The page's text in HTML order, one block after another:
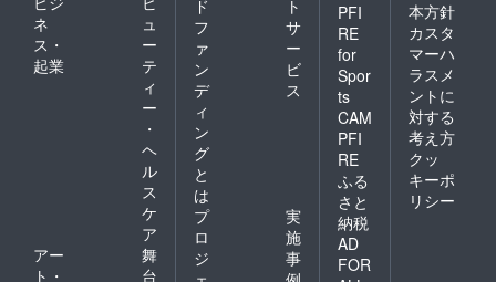
ネ
ス・
起業
ュ
ー
テ
ィ
ー
・
ヘ
ル
ス
ケ
ア
アー
ト・
舞
台
ド
フ
ァ
ン
デ
ィ
ン
グ
と
は
ト
サ
ー
ビ
ス
プ
ロ
ジ
実
施
事
PFI
RE
for
Spor
ts
CAM
PFI
RE
ふる
さと
納税
AD
FOR
本方針
カスタ
マーハ
ラスメ
ントに
対する
考え方
クッ
キーポ
リシー